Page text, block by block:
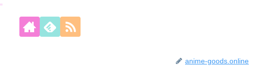
anime-goods.online